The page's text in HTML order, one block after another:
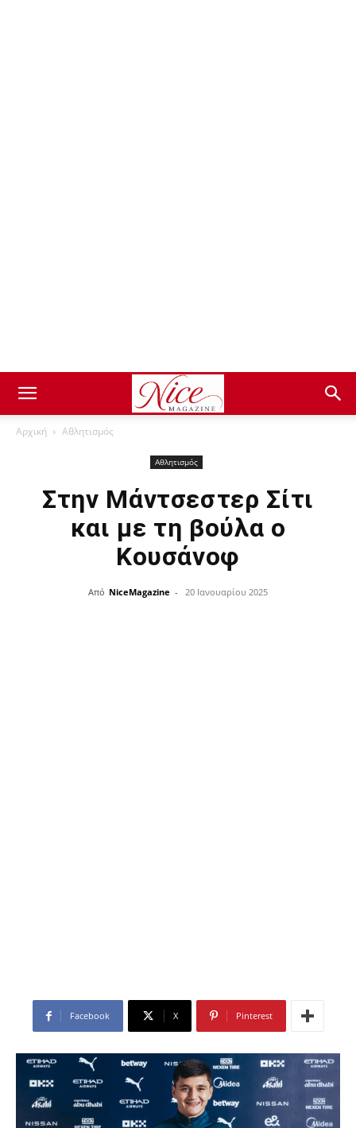
Αρχική Αθλητισμός
Αθλητισμός
Στην Μάντσεστερ Σίτι
και με τη βούλα ο
Κουσάνοφ
Από NiceMagazine - 20 Ιανουαρίου 2025
Facebook X Pinterest